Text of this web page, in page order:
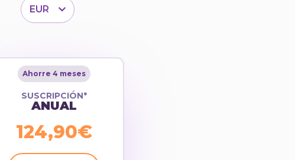
EUR
Ahorre 4 meses
SUSCRIPCIÓN*
ANUAL
124,90€